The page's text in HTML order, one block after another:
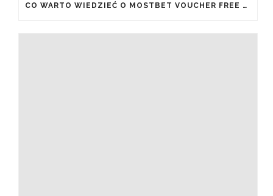
CO WARTO WIEDZIEĆ O MOSTBET VOUCHER FREE SPINS I JAK JE ODEBRAĆ